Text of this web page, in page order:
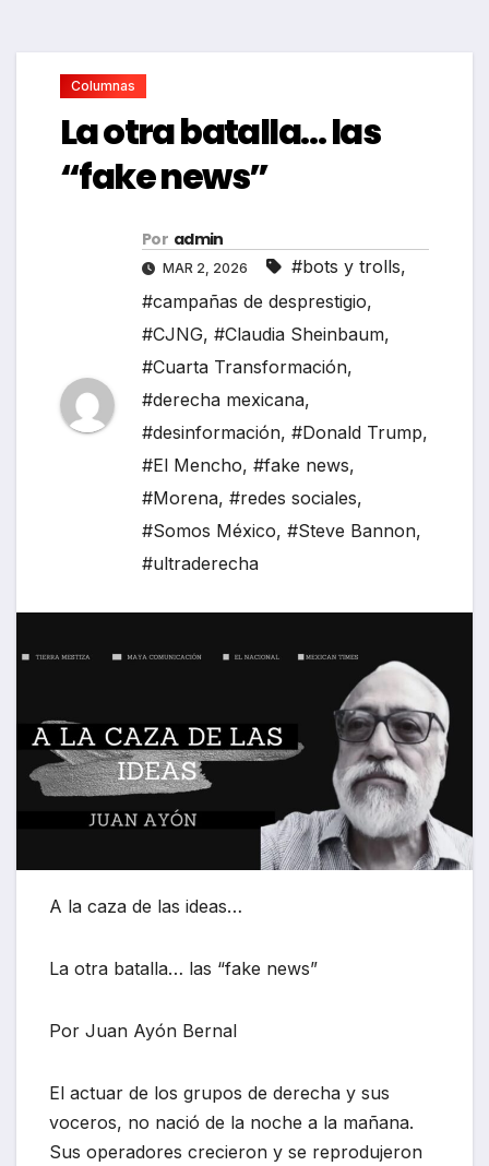
Columnas
La otra batalla… las
“fake news”
Por admin
MAR 2, 2026 #bots y trolls,
#campañas de desprestigio,
#CJNG, #Claudia Sheinbaum,
#Cuarta Transformación,
#derecha mexicana,
#desinformación, #Donald Trump,
#El Mencho, #fake news,
#Morena, #redes sociales,
#Somos México, #Steve Bannon,
#ultraderecha
A la caza de las ideas…
La otra batalla… las “fake news”
Por Juan Ayón Bernal
El actuar de los grupos de derecha y sus
voceros, no nació de la noche a la mañana.
Sus operadores crecieron y se reprodujeron